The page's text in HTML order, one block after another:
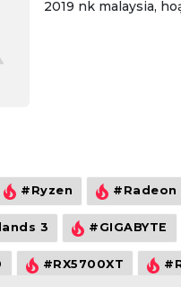
2019 nk malaysia,
#Ryzen #Radeon
3 #GIGABYTE
#RX5700XT